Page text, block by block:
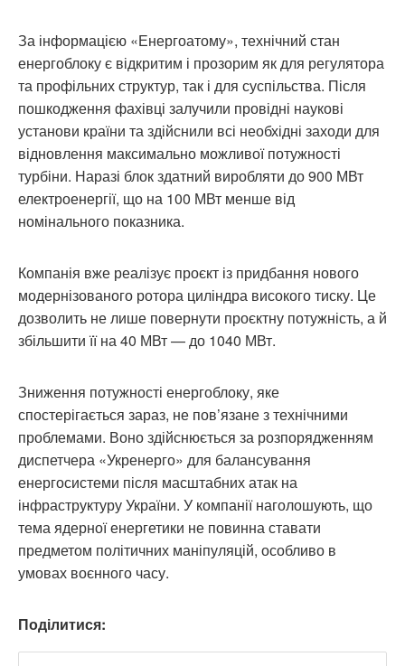
За інформацією «Енергоатому», технічний стан
енергоблоку є відкритим і прозорим як для регулятора
та профільних структур, так і для суспільства. Після
пошкодження фахівці залучили провідні наукові
установи країни та здійснили всі необхідні заходи для
відновлення максимально можливої потужності
турбіни. Наразі блок здатний виробляти до 900 МВт
електроенергії, що на 100 МВт менше від
номінального показника.
Компанія вже реалізує проєкт із придбання нового
модернізованого ротора циліндра високого тиску. Це
дозволить не лише повернути проєктну потужність, а й
збільшити її на 40 МВт — до 1040 МВт.
Зниження потужності енергоблоку, яке
спостерігається зараз, не пов’язане з технічними
проблемами. Воно здійснюється за розпорядженням
диспетчера «Укренерго» для балансування
енергосистеми після масштабних атак на
інфраструктуру України. У компанії наголошують, що
тема ядерної енергетики не повинна ставати
предметом політичних маніпуляцій, особливо в
умовах воєнного часу.
Поділитися: